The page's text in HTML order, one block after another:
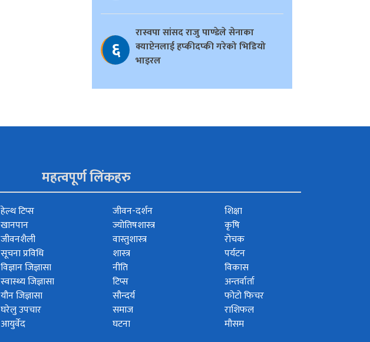
६
रास्वपा सांसद राजु पाण्डेले सेनाका
क्याप्टेनलाई हप्कीदप्की गरेको भिडियो
भाइरल
महत्वपूर्ण लिंकहरु
हेल्थ टिप्स
खानपान
जीवनशैली
सूचना प्रविधि
विज्ञान जिज्ञासा
स्वास्थ्य जिज्ञासा
यौन जिज्ञासा
घरेलु उपचार
आयुर्वेद
जीवन-दर्शन
ज्योतिषशास्त्र
वास्तुशास्त्र
शास्त्र
नीति
टिप्स
सौन्दर्य
समाज
घटना
शिक्षा
कृषि
रोचक
पर्यटन
विकास
अन्तर्वार्ता
फोटो फिचर
राशिफल
मौसम